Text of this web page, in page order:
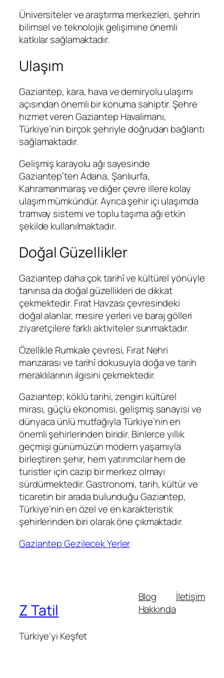
Üniversiteler ve araştırma merkezleri, şehrin
bilimsel ve teknolojik gelişimine önemli
katkılar sağlamaktadır.
Ulaşım
Gaziantep, kara, hava ve demiryolu ulaşımı
açısından önemli bir konuma sahiptir. Şehre
hizmet veren Gaziantep Havalimanı,
Türkiye’nin birçok şehriyle doğrudan bağlantı
sağlamaktadır.
Gelişmiş karayolu ağı sayesinde
Gaziantep’ten Adana, Şanlıurfa,
Kahramanmaraş ve diğer çevre illere kolay
ulaşım mümkündür. Ayrıca şehir içi ulaşımda
tramvay sistemi ve toplu taşıma ağı etkin
şekilde kullanılmaktadır.
Doğal Güzellikler
Gaziantep daha çok tarihî ve kültürel yönüyle
tanınsa da doğal güzellikleri de dikkat
çekmektedir. Fırat Havzası çevresindeki
doğal alanlar, mesire yerleri ve baraj gölleri
ziyaretçilere farklı aktiviteler sunmaktadır.
Özellikle Rumkale çevresi, Fırat Nehri
manzarası ve tarihî dokusuyla doğa ve tarih
meraklılarının ilgisini çekmektedir.
Gaziantep; köklü tarihi, zengin kültürel
mirası, güçlü ekonomisi, gelişmiş sanayisi ve
dünyaca ünlü mutfağıyla Türkiye’nin en
önemli şehirlerinden biridir. Binlerce yıllık
geçmişi günümüzün modern yaşamıyla
birleştiren şehir, hem yatırımcılar hem de
turistler için cazip bir merkez olmayı
sürdürmektedir. Gastronomi, tarih, kültür ve
ticaretin bir arada bulunduğu Gaziantep,
Türkiye’nin en özel ve en karakteristik
şehirlerinden biri olarak öne çıkmaktadır.
Gaziantep Gezilecek Yerler
Z Tatil
Türkiye'yi Keşfet
Blog
Hakkında
İletişim